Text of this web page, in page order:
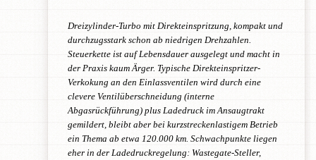
Dreizylinder-Turbo mit Direkteinspritzung, kompakt und
durchzugsstark schon ab niedrigen Drehzahlen.
Steuerkette ist auf Lebensdauer ausgelegt und macht in
der Praxis kaum Ärger. Typische Direkteinspritzer-
Verkokung an den Einlassventilen wird durch eine
clevere Ventilüberschneidung (interne
Abgasrückführung) plus Ladedruck im Ansaugtrakt
gemildert, bleibt aber bei kurzstreckenlastigem Betrieb
ein Thema ab etwa 120.000 km. Schwachpunkte liegen
eher in der Ladedruckregelung: Wastegate-Steller,